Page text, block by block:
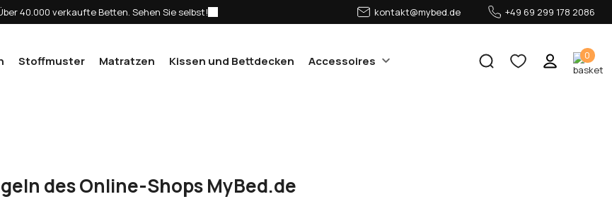
40.000 verkaufte Betten. Sehen Sie selbst! kontakt@mybed.de +49 69 299 178 2086
Stoffmuster Matratzen Kissen und Bettdecken Accessoires 0
des Online-ShopsMyBed.de